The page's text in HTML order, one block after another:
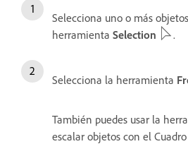
Selecciona uno o más
herramienta Selection .
Selecciona la herramienta
También puedes usar la
escalar objetos con el